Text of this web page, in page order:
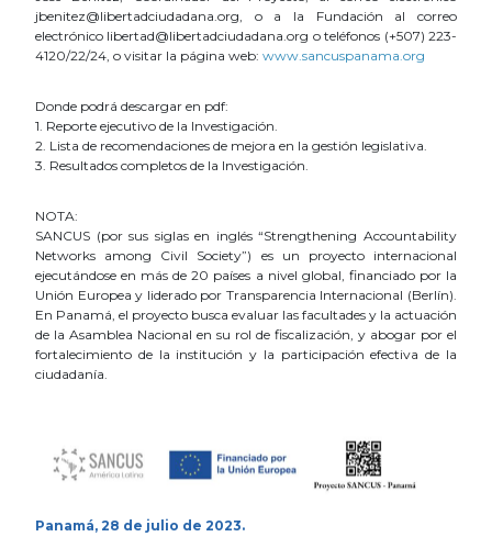
jbenitez@libertadciudadana.org, o a la Fundación al correo
electrónico libertad@libertadciudadana.org o teléfonos (+507) 223-
4120/22/24, o visitar la página web: www.sancuspanama.org
Donde podrá descargar en pdf:
1. Reporte ejecutivo de la Investigación.
2. Lista de recomendaciones de mejora en la gestión legislativa.
3. Resultados completos de la Investigación.
NOTA:
SANCUS (por sus siglas en inglés “Strengthening Accountability
Networks among Civil Society”) es un proyecto internacional
ejecutándose en más de 20 países a nivel global, financiado por la
Unión Europea y liderado por Transparencia Internacional (Berlín).
En Panamá, el proyecto busca evaluar las facultades y la actuación
de la Asamblea Nacional en su rol de fiscalización, y abogar por el
fortalecimiento de la institución y la participación efectiva de la
ciudadanía.
Panamá, 28 de julio de 2023.